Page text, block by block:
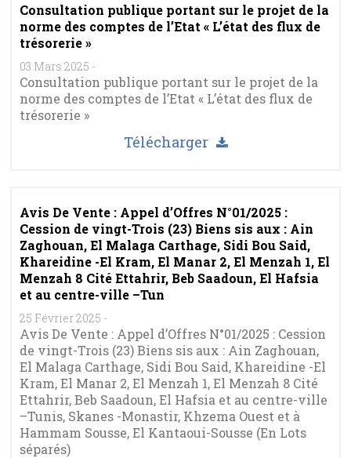
Consultation publique portant sur le projet de la
norme des comptes de l’Etat « L’état des flux de
trésorerie »
03 Mars 2025 -
Consultation publique portant sur le projet de la
norme des comptes de l’Etat « L’état des flux de
trésorerie »
Télécharger
Avis De Vente : Appel d’Offres N°01/2025 :
Cession de vingt-Trois (23) Biens sis aux : Ain
Zaghouan, El Malaga Carthage, Sidi Bou Said,
Khareidine -El Kram, El Manar 2, El Menzah 1, El
Menzah 8 Cité Ettahrir, Beb Saadoun, El Hafsia
et au centre-ville –Tun
25 Février 2025 -
Avis De Vente : Appel d’Offres N°01/2025 : Cession
de vingt-Trois (23) Biens sis aux : Ain Zaghouan,
El Malaga Carthage, Sidi Bou Said, Khareidine -El
Kram, El Manar 2, El Menzah 1, El Menzah 8 Cité
Ettahrir, Beb Saadoun, El Hafsia et au centre-ville
–Tunis, Skanes -Monastir, Khzema Ouest et à
Hammam Sousse, El Kantaoui-Sousse (En Lots
séparés)